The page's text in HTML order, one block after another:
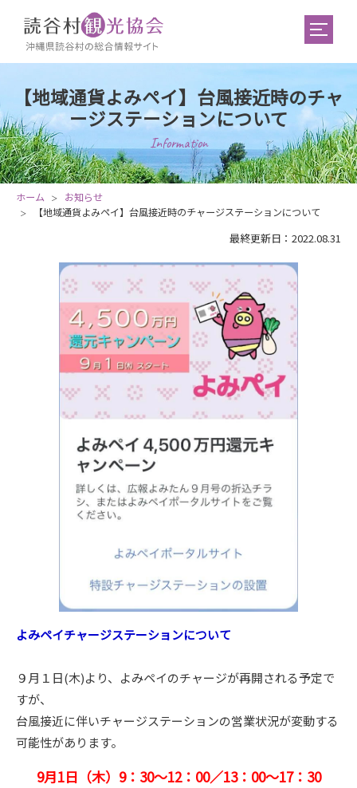
【地域通貨よみペイ】台風接近時のチャ
ージステーションについて
Information
ホーム
お知らせ
【地域通貨よみペイ】台風接近時のチャージステーションについて
最終更新日：2022.08.31
よみペイチャージステーションについて
９月１日(木)より、よみペイのチャージが再開される予定で
すが、
台風接近に伴いチャージステーションの営業状況が変動する
可能性があります。
9月1日（木）9：30～12：00／13：00～17：30